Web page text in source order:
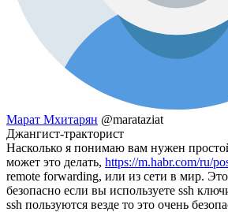
Марат Мхитарян @marataziat
Джангист-тракторист
Насколько я понимаю вам нужен
может это делать, https://m.habr.com/ru/
remote forwarding, или из сети в мир.
безопасно если вы используете ssh
ssh пользуются везде то это очень